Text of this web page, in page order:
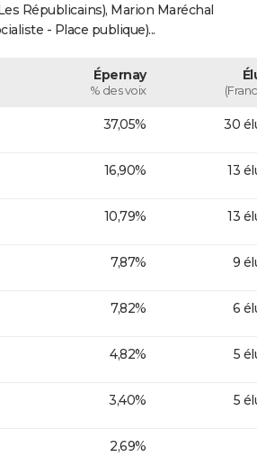
Républicains), Marion Maréchal
- Place publique)...
Épernay
% des voix
37,05% 30
16,90% 13
10,79% 13
7,87% 9
7,82% 6
4,82% 5
3,40% 5
2,69%